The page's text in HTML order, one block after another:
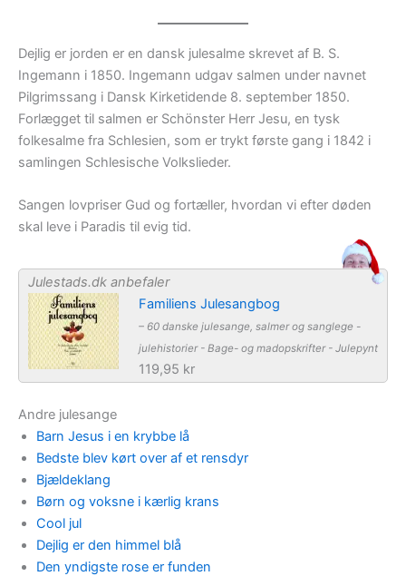
Dejlig er jorden er en dansk julesalme skrevet af B. S.
Ingemann i 1850. Ingemann udgav salmen under navnet
Pilgrimssang i Dansk Kirketidende 8. september 1850.
Forlægget til salmen er Schönster Herr Jesu, en tysk
folkesalme fra Schlesien, som er trykt første gang i 1842 i
samlingen Schlesische Volkslieder.
Sangen lovpriser Gud og fortæller, hvordan vi efter døden
skal leve i Paradis til evig tid.
Julestads.dk anbefaler
Familiens Julesangbog
– 60 danske julesange, salmer og sanglege -
julehistorier - Bage- og madopskrifter - Julepynt
119,95 kr
Andre julesange
Barn Jesus i en krybbe lå
Bedste blev kørt over af et rensdyr
Bjældeklang
Børn og voksne i kærlig krans
Cool jul
Dejlig er den himmel blå
Den yndigste rose er funden